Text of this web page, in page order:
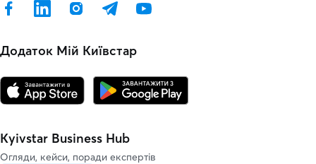
Додаток Мій Київстар
Kyivstar Business Hub
Огляди, кейси, поради експертів